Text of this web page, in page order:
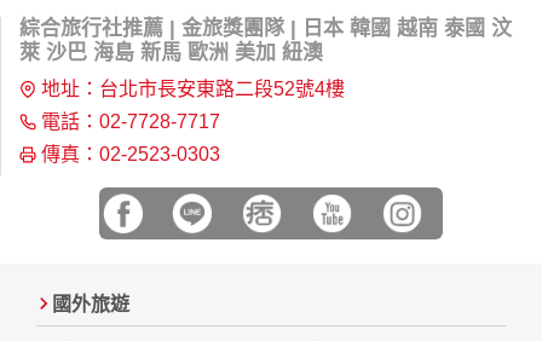
綜合旅行社推薦 | 金旅獎團隊 | 日本 韓國 越南 泰國 汶
萊 沙巴 海島 新馬 歐洲 美加 紐澳
地址：台北市長安東路二段52號4樓
電話：02-7728-7717
傳真：02-2523-0303
國外旅遊